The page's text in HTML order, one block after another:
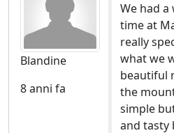
Blandine
8 anni fa
We had
time at
really
what we
beautiful
the
simple
and tasty